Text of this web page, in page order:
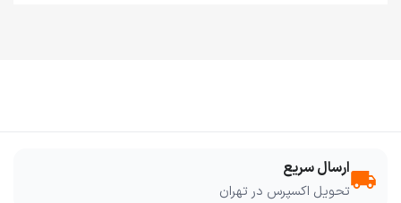
local_shippingارسال سریع
تحویل اکسپرس در تهران